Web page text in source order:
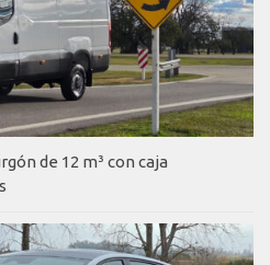
de 12 m³ con caja